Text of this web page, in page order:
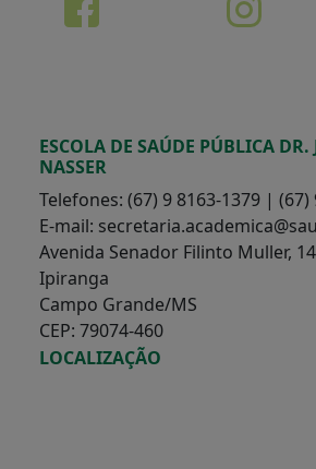
ESCOLA DE SAÚDE PÚBLICA DR.
NASSER
Telefones: (67) 9 8163-1379 | (67)
E-mail:
Avenida Senador Filinto Muller,
Ipiranga
Campo Grande/MS
CEP: 79074-460
LOCALIZAÇÃO